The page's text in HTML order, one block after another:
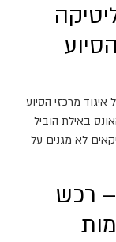
מרכזי הסיוע
באילת הוביל
לא מגנים על
רכש